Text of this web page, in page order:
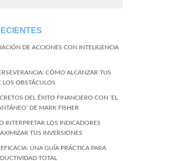
DE ACCIONES CON INTELIGENCIA
CÓMO ALCANZAR TUS
LOS OBSTÁCULOS
DEL ÉXITO FINANCIERO CON ‘EL
DE MARK FISHER
INTERPRETAR LOS INDICADORES
TUS INVERSIONES
UNA GUÍA PRÁCTICA PARA
TOTAL